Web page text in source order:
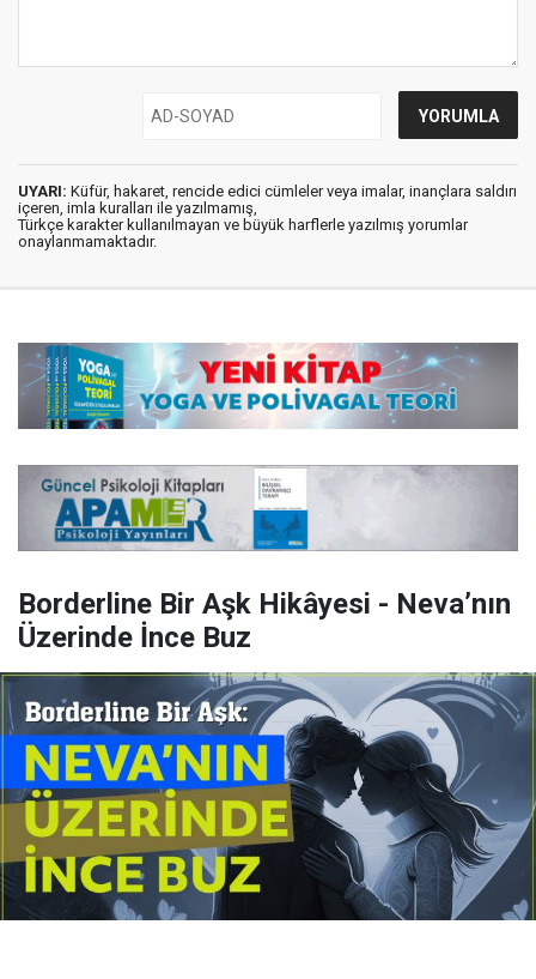
UYARI: Küfür, hakaret, rencide edici cümleler veya imalar, inançlara saldırı
içeren, imla kuralları ile yazılmamış,
Türkçe karakter kullanılmayan ve büyük harflerle yazılmış yorumlar
onaylanmamaktadır.
Borderline Bir Aşk Hikâyesi - Neva’nın
Üzerinde İnce Buz